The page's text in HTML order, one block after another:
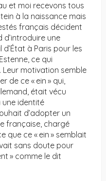
et moi recevons tous
à la naissance mais
français décident
d’introduire une
à Paris pour les
ce qui
Leur motivation semble
de ce « ein » qui,
était vécu
identité
d’adopter un
française, chargé
que ce « ein » semblait
sans doute pour
» comme le dit